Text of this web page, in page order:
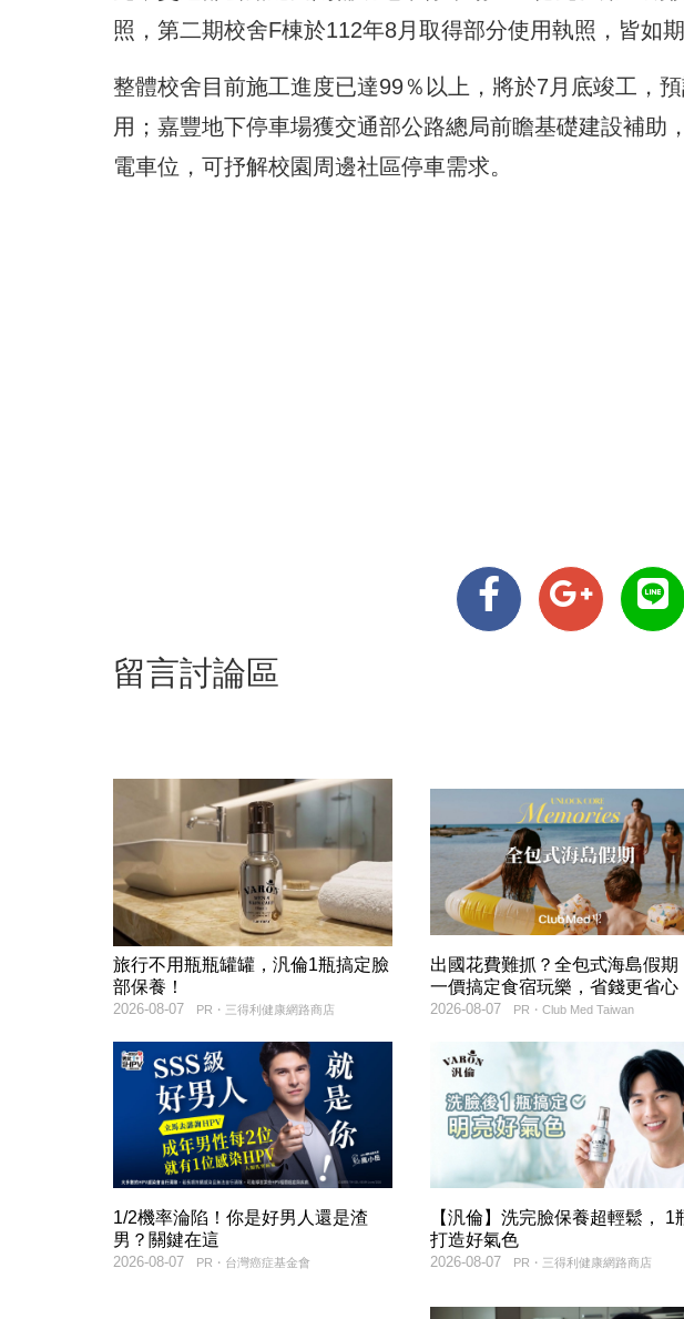
照，第二期校舍F棟於112年8月取得部分使用執照，皆如
整體校舍目前施工進度已達99％以上，將於7月底竣工，
用；嘉豐地下停車場獲交通部公路總局前瞻基礎建設補助
電車位，可抒解校園周邊社區停車需求。
留言討論區
旅行不用瓶瓶罐罐，汎倫1瓶搞定臉
部保養！
PR・三得利健康網路商店
2026-08-07
出國花費難抓？全包式海島假期
一價搞定食宿玩樂，省錢更省心
PR・Club Med Taiwan
2026-08-07
1/2機率淪陷！你是好男人還是渣
男？關鍵在這
PR・台灣癌症基金會
2026-08-07
【汎倫】洗完臉保養超輕鬆， 1
打造好氣色
PR・三得利健康網路商店
2026-08-07